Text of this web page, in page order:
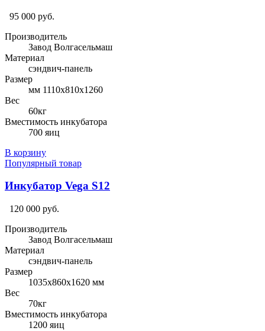
95 000 руб.
Производитель
Завод Волгасельмаш
Материал
сэндвич-панель
Размер
мм 1110х810х1260
Вес
60кг
Вместимость инкубатора
700 яиц
В корзину
Популярный товар
Инкубатор Vega S12
120 000 руб.
Производитель
Завод Волгасельмаш
Материал
сэндвич-панель
Размер
1035х860х1620 мм
Вес
70кг
Вместимость инкубатора
1200 яиц